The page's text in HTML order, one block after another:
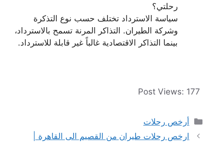
رحلتي؟
سياسة الاسترداد تختلف حسب نوع التذكرة
وشركة الطيران. التذاكر المرنة تسمح بالاسترداد،
بينما التذاكر الاقتصادية غالباً غير قابلة للاسترداد.
Post Views: 177
التصنيفات
أرخص رحلات
ارخص رحلات طيران من القصيم الى القاهرة |